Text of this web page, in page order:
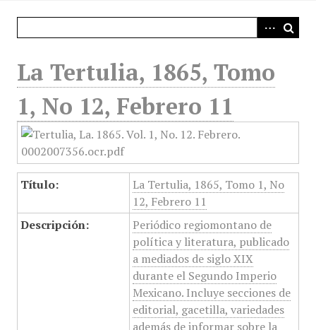
La Tertulia, 1865, Tomo
1, No 12, Febrero 11
Título:
La Tertulia, 1865, Tomo 1, No
12, Febrero 11
Descripción:
Periódico regiomontano de
política y literatura, publicado
a mediados de siglo XIX
durante el Segundo Imperio
Mexicano. Incluye secciones de
editorial, gacetilla, variedades
además de informar sobre la